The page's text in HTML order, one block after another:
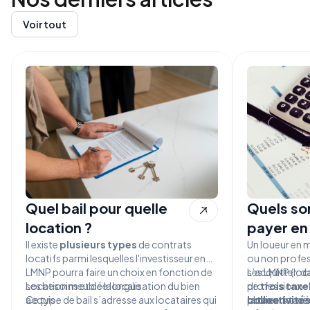
Voir tout
Quel bail pour quelle
location ?
Il existe plusieurs types de contrats
locatifs parmi lesquelles l'investisseur en
LMNP pourra faire un choix en fonction de
ses besoins et de la localisation du bien
acquis.
Location meublée longue
Ce type de bail s’adresse aux locataires qui
Quels
payer en
Un loueur en
ou non
s’acquitter,
detrois
Les LMNP
plusieurs
la taxe